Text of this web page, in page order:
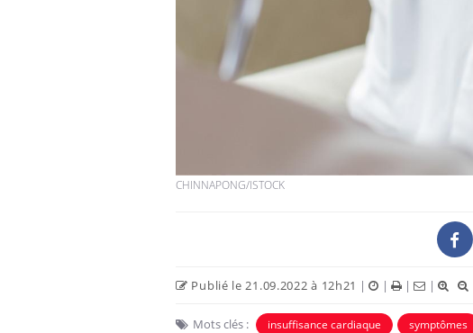
CHINNAPONG/ISTOCK
Publié le 21.09.2022 à 12h21 | | | |
Mots clés : insuffisance cardiaque symptômes